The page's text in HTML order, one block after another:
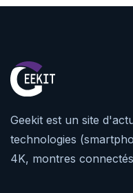
Geekit est un site
technologies
4K, montres